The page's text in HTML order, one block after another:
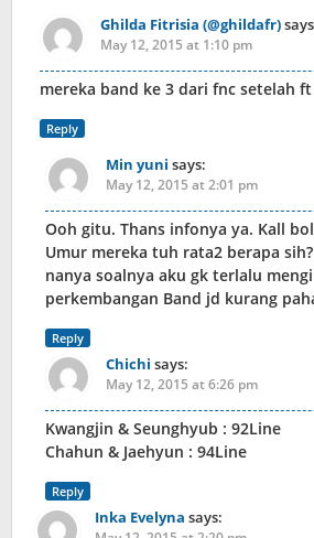
Ghilda Fitrisia (@ghildafr)
May 12, 2015 at 1:10 pm
mereka band ke 3 dari fnc setelah
Reply
Min yuni says:
May 12, 2015 at 2:01 pm
Ooh gitu. Thans infonya ya. Kall
Umur mereka tuh rata2 berapa
nanya soalnya aku gk terlalu
perkembangan Band jd kurang
Reply
Chichi says:
May 12, 2015 at 6:26 pm
Kwangjin & Seunghyub : 92Line
Chahun & Jaehyun : 94Line
Reply
Inka Evelyna says: